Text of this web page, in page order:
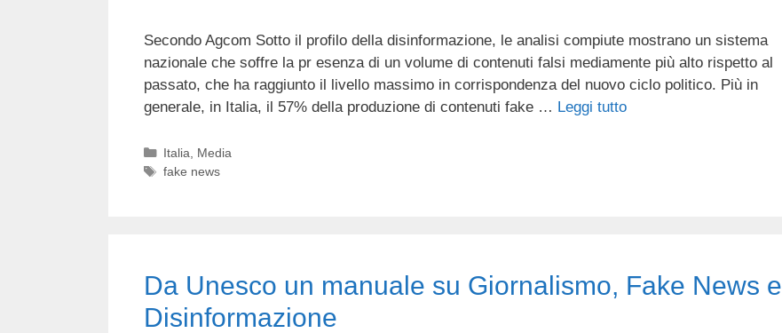
Secondo Agcom Sotto il profilo della disinformazione, le analisi compiute mostrano un sistema
nazionale che soffre la pr esenza di un volume di contenuti falsi mediamente più alto rispetto al
passato, che ha raggiunto il livello massimo in corrispondenza del nuovo ciclo politico. Più in
generale, in Italia, il 57% della produzione di contenuti fake … Leggi tutto
Categorie
Italia
Media
Tag
fake news
Da Unesco un manuale su Giornalismo, Fake News e
Disinformazione